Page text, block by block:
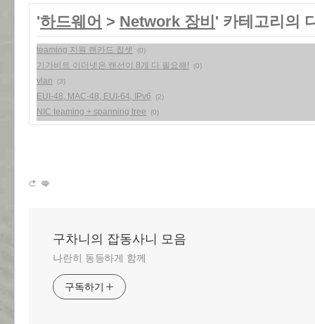
'하드웨어 > Network 장비 ' 카테고리의
teaming 지원 랜카드 칩셋 (0)
기가비트 이더넷은 랜선이 8개 다 필요해! (0)
vlan (3)
EUI-48, MAC-48, EUI-64, IPv6 (2)
NIC teaming + spanning tree (0)
구차니의 잡동사니 모음
나란히 동등하게 함께
구독하기